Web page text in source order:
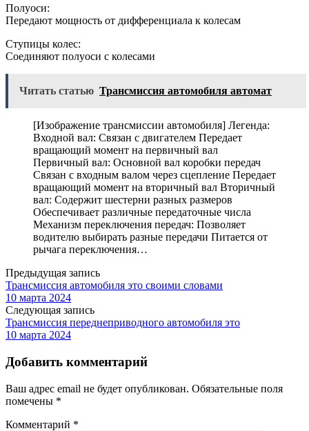
Полуоси:
Передают мощность от дифференциала к колесам
Ступицы колес:
Соединяют полуоси с колесами
Читать статью Трансмиссия автомобиля автомат
[Изображение трансмиссии автомобиля] Легенда:
Входной вал: Связан с двигателем Передает
вращающий момент на первичный вал
Первичный вал: Основной вал коробки передач
Связан с входным валом через сцепление Передает
вращающий момент на вторичный вал Вторичный
вал: Содержит шестерни разных размеров
Обеспечивает различные передаточные числа
Механизм переключения передач: Позволяет
водителю выбирать разные передачи Питается от
рычага переключения…
Предыдущая запись
Трансмиссия автомобиля это своими словами
10 марта 2024
Следующая запись
Трансмиссия переднеприводного автомобиля это
10 марта 2024
Добавить комментарий
Ваш адрес email не будет опубликован. Обязательные поля
помечены *
Комментарий *